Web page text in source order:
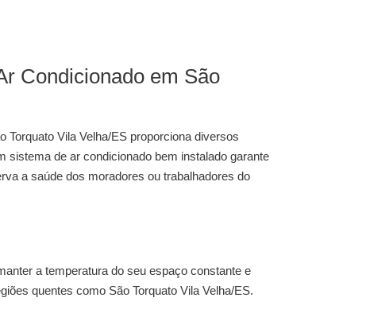
Condicionado em São
Torquato Vila Velha/ES proporciona diversos
sistema de ar condicionado bem instalado garante
a saúde dos moradores ou trabalhadores do
a temperatura do seu espaço constante e
quentes como São Torquato Vila Velha/ES.